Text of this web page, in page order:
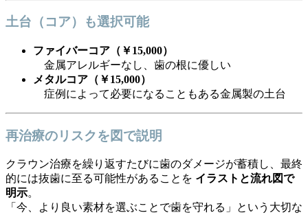
土台（コア）も選択可能
ファイバーコア（￥15,000）
金属アレルギーなし、歯の根に優しい
メタルコア（￥15,000）
症例によって必要になることもある金属製の土台
再治療のリスクを図で説明
クラウン治療を繰り返すたびに歯のダメージが蓄積し、最終
的には抜歯に至る可能性があることを イラストと流れ図で
明示。
「今、より良い素材を選ぶことで歯を守れる」という大切な